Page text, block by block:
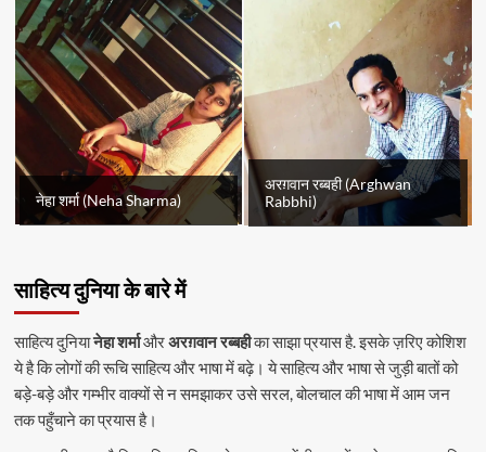
नेहा शर्मा (Neha Sharma)
अरग़वान रब्बही (Arghwan
Rabbhi)
साहित्य दुनिया के बारे में
साहित्य दुनियानेहा शर्माऔरअरग़वान रब्बहीका साझा प्रयास है. इसके ज़रिए कोशिश
ये है कि लोगों की रूचि साहित्य और भाषा में बढ़े। ये साहित्य और भाषा से जुड़ी बातों को
बड़े-बड़े और गम्भीर वाक्यों से न समझाकर उसे सरल, बोलचाल की भाषा में आम जन
तक पहुँचाने का प्रयास है।